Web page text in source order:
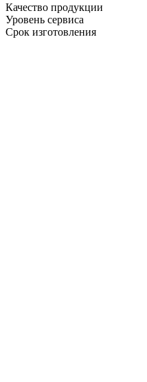
Качество продукции
Уровень сервиса
Срок изготовления